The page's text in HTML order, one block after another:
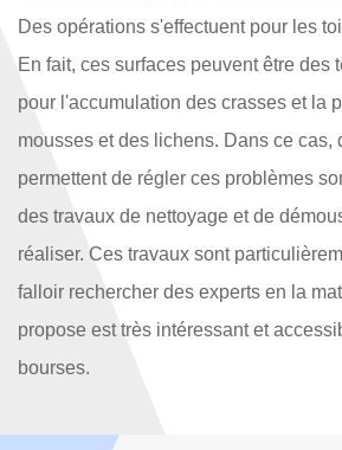
Des opérations s'effectuent pour les
En fait, ces surfaces peuvent être des
pour l'accumulation des crasses et la
mousses et des lichens. Dans ce cas,
permettent de régler ces problèmes
des travaux de nettoyage et de
réaliser. Ces travaux sont
falloir rechercher des experts en la
propose est très intéressant et
bourses.